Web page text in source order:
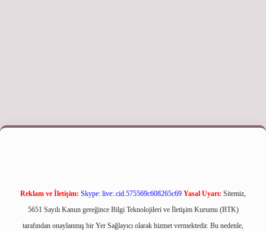
adresi
Reklam ve İletişim: Skype: live:.cid.575569c608265c69 Yasal Uyarı: Sitemiz,
5651 Sayılı Kanun gereğince Bilgi Teknolojileri ve İletişim Kurumu (BTK)
tarafından onaylanmış bir Yer Sağlayıcı olarak hizmet vermektedir. Bu nedenle,